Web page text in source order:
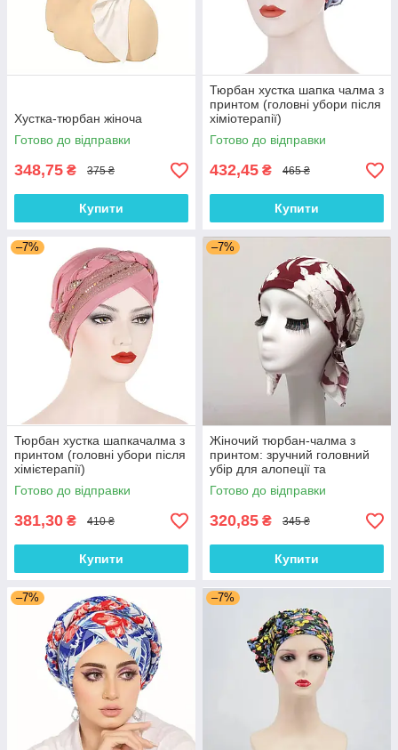
Хустка-тюрбан жіноча
Готово до відправки
348,75 ₴ 375 ₴
Купити
Тюрбан хустка шапка чалма з
принтом (головні убори після
хіміотерапії)
Готово до відправки
432,45 ₴ 465 ₴
Купити
–7%
Тюрбан хустка шапкачалма з
принтом (головні убори після
хімієтерапії)
Готово до відправки
381,30 ₴ 410 ₴
Купити
–7%
Жіночий тюрбан-чалма з
принтом: зручний головний
убір для алопеції та
відновлення після
хімієтерапії
Готово до відправки
320,85 ₴ 345 ₴
Купити
–7% –7%